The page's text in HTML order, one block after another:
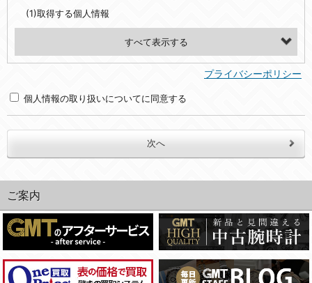
(1)取得する個人情報
(2)利用目的
・お問合せへの対応のため
(2)法令等により開示を求められた場合。
(3)ご本人または公衆の生命、身体又は財産の保護のために必要がある場合であって、本人の同意を得ることが困難であるとき。
(4)国の機関若しくは地方公共団体又はその委託を受けた者が法令の定める事務を遂行することに対して協力する必要がある場合であって、本人の同意を得ることにより当該事務の遂行に支障を及ぼすおそれがあるとき。
(5)業務を円滑に進めるために、外部業者に個人データの一部又は全部の処理を委託する場合（ただし、委託する場合は委託した個人データの安全管理が図られるように、委託先に対する必要かつ適切な監督を行ないます）。
４．ご提供の任意性
プライバシーポリシー
個人情報の取り扱いについてに同意する
ご案内